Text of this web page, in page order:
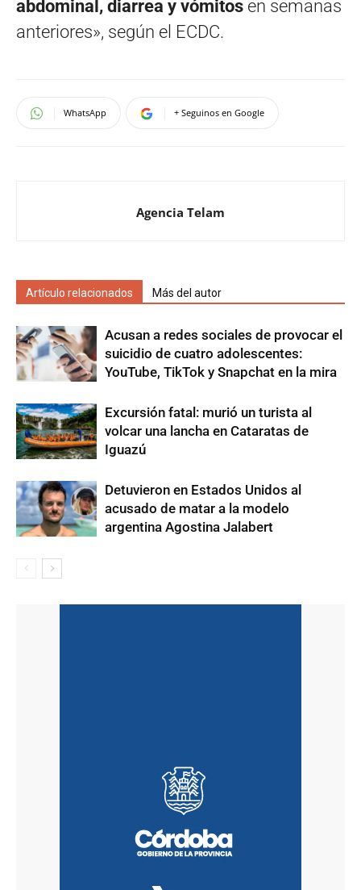
abdominal, diarrea y vómitos en semanas
anteriores», según el ECDC.
WhatsApp + Seguinos en Google
Agencia Telam
Artículo relacionados Más del autor
Acusan a redes sociales de provocar el
suicidio de cuatro adolescentes:
YouTube, TikTok y Snapchat en la mira
Excursión fatal: murió un turista al
volcar una lancha en Cataratas de
Iguazú
Detuvieron en Estados Unidos al
acusado de matar a la modelo
argentina Agostina Jalabert